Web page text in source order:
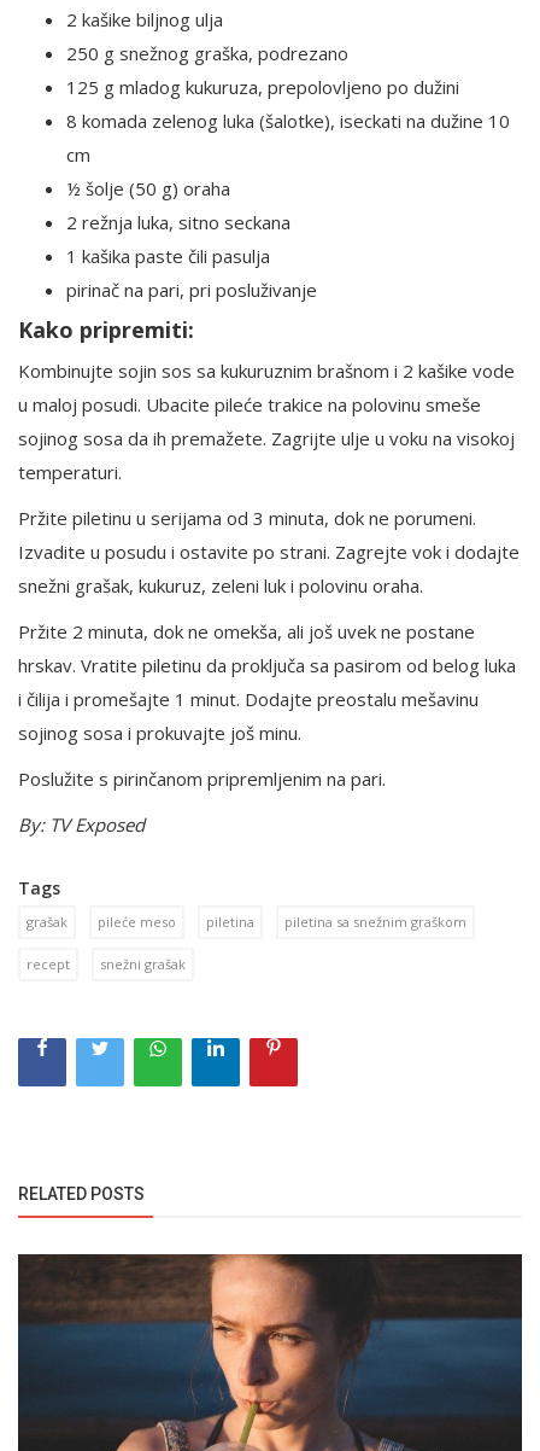
2 kašike biljnog ulja
250 g snežnog graška, podrezano
125 g mladog kukuruza, prepolovljeno po dužini
8 komada zelenog luka (šalotke), iseckati na dužine 10
cm
½ šolje (50 g) oraha
2 režnja luka, sitno seckana
1 kašika paste čili pasulja
pirinač na pari, pri posluživanje
Kako pripremiti:
Kombinujte sojin sos sa kukuruznim brašnom i 2 kašike vode
u maloj posudi. Ubacite pileće trakice na polovinu smeše
sojinog sosa da ih premažete. Zagrijte ulje u voku na visokoj
temperaturi.
Pržite piletinu u serijama od 3 minuta, dok ne porumeni.
Izvadite u posudu i ostavite po strani. Zagrejte vok i dodajte
snežni grašak, kukuruz, zeleni luk i polovinu oraha.
Pržite 2 minuta, dok ne omekša, ali još uvek ne postane
hrskav. Vratite piletinu da proključa sa pasirom od belog luka
i čilija i promešajte 1 minut. Dodajte preostalu mešavinu
sojinog sosa i prokuvajte još minu.
Poslužite s pirinčanom pripremljenim na pari.
By: TV Exposed
Tags
grašak pileće meso piletina piletina sa snežnim graškom
recept snežni grašak
RELATED POSTS